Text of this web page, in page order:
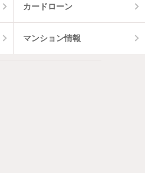
カードローン
マンション情報